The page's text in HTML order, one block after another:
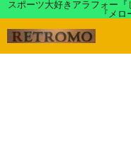
スポーツ大好きアラフォー『
『メ